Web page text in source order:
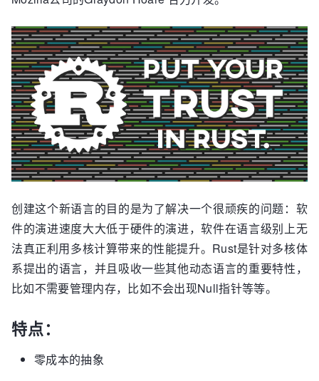
创建这个新语言的目的是为了解决一个很顽疾的问题：软
件的演进速度大大低于硬件的演进，软件在语言级别上无
法真正利用多核计算带来的性能提升。Rust是针对多核体
系提出的语言，并且吸收一些其他动态语言的重要特性，
比如不需要管理内存，比如不会出现Null指针等等。
特点：
零成本的抽象